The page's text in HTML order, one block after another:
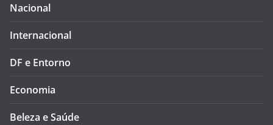
Nacional
Internacional
DF e Entorno
Economia
Beleza e Saúde